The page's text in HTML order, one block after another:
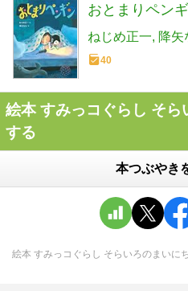
おとまりペン
ねじめ正一 降矢
40
絵本 すみっコぐらし そ
する
本つぶやき
絵本 すみっコぐらし そらいろのまいに